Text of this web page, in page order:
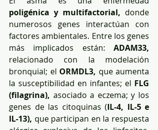
poligénica y multifactorial, donde
numerosos genes interactúan con
factores ambientales. Entre los genes
más implicados están: ADAM33,
relacionado con la modelación
bronquial; el ORMDL3, que aumenta
la susceptibilidad en infantes; el FLG
(filagrina), asociado a eczema; y los
genes de las citoquinas (IL-4, IL-5 e
IL-13), que participan en la respuesta